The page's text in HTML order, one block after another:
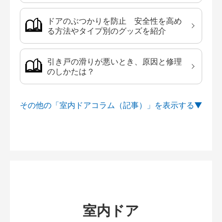
ドアのぶつかりを防止 安全性を高め
る方法やタイプ別のグッズを紹介
引き戸の滑りが悪いとき、原因と修理
のしかたは？
その他の「室内ドアコラム（記事）」を
室内ドア